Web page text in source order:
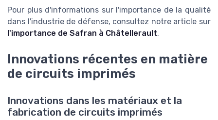
Pour plus d'informations sur l'importance de la qualité
dans l'industrie de défense, consultez notre article sur
l'importance de Safran à Châtellerault.
Innovations récentes en matière
de circuits imprimés
Innovations dans les matériaux et la
fabrication de circuits imprimés